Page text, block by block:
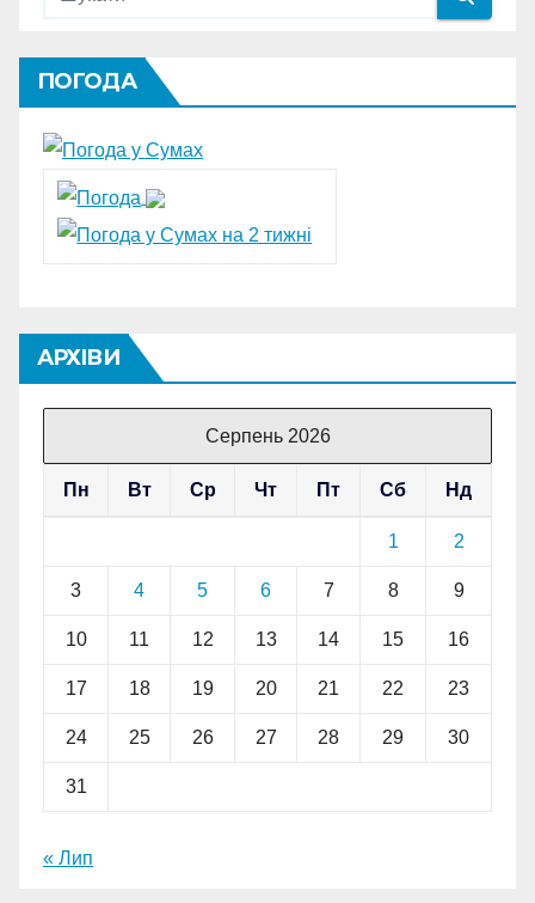
ПОГОДА
АРХІВИ
Серпень 2026
Пн Вт Ср Чт Пт Сб Нд
1 2
3 4 5 6 7 8 9
10 11 12 13 14 15 16
17 18 19 20 21 22 23
24 25 26 27 28 29 30
31
« Лип